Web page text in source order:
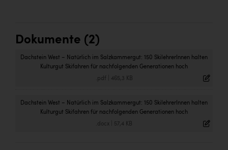
Dokumente (2)
Dachstein West – Natürlich im Salzkammergut: 150 SkilehrerInnen halten
Kulturgut Skifahren für nachfolgenden Generationen hoch
.pdf 465,3 KB
Dachstein West – Natürlich im Salzkammergut: 150 SkilehrerInnen halten
Kulturgut Skifahren für nachfolgenden Generationen hoch
.docx 57,4 KB